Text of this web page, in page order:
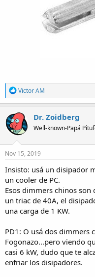
R
e
a
c
t
i
o
n
s
Victor AM
Dr. Zoidberg
Well-known-Papá
Nov 15, 2019
Insisto: usá un disipador
un cooler de PC.
Esos dimmers chinos
un triac de 40A, el
una carga de 1 KW.
PD1: O usá dos dimmers
Fogonazo...pero viendo
casi 6 kW, dudo que te
enfriar los disipadores.